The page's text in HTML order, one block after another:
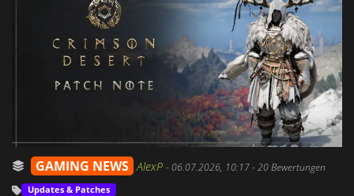
GAMING NEWS AlexP -06.07.2026, 10:17- 20 Bewertungen
Updates & Patches